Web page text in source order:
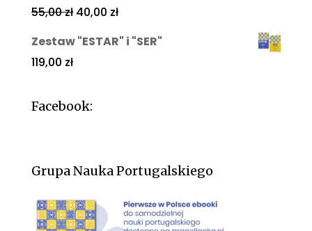
55,00zł 40,00 zł
Zestaw "ESTAR" i "SER"
119,00 zł
Facebook:
Grupa Nauka Portugalskiego